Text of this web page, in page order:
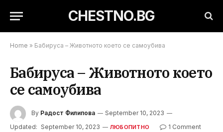
CHESTNO.BG
Home » Бабируса – Животното което се самоубива
Бабируса – Животното което
се самоубива
By Радост Филипова
September 10, 2023
Updated: September 10, 2023 ЛЮБОПИТНО
1 Comment